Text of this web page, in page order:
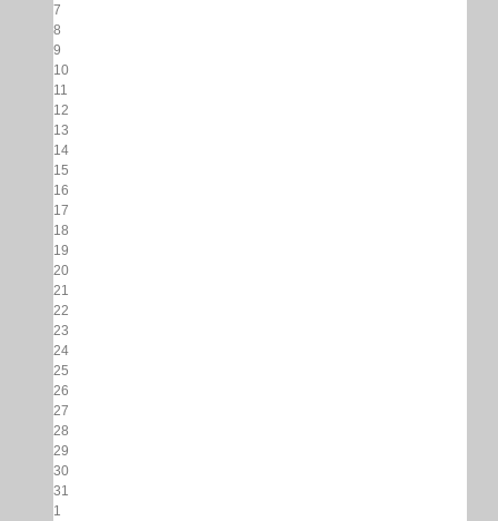
7
8
9
10
11
12
13
14
15
16
17
18
19
20
21
22
23
24
25
26
27
28
29
30
31
1